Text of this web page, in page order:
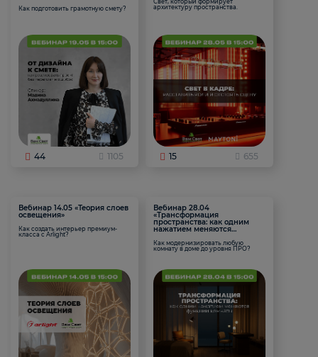
Как подготовить грамотную смету?
44 1105
Свет, который формирует
архитектуру пространства.
15 655
Вебинар 14.05 «Теория слоев
освещения»
Как создать интерьер премиум-
класса с Arlight?
Вебинар 28.04
«Трансформация
пространства: как одним
нажатием меняются
Как модернизировать любую
комнату в доме до уровня ПРО?